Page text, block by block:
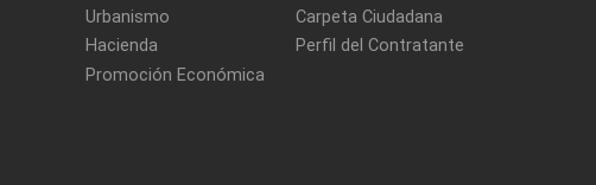
Urbanismo
Hacienda
Promoción Económica
Carpeta Ciudadana
Perfil del Contratante